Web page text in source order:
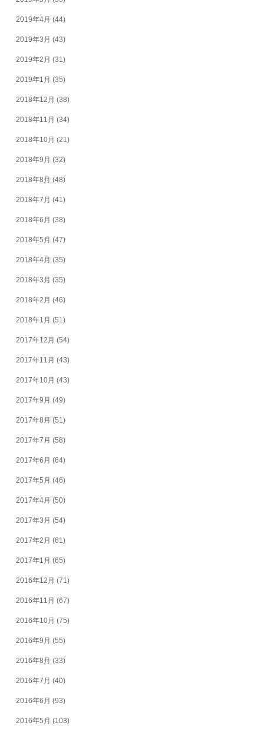
2019年4月 (44)
2019年3月 (43)
2019年2月 (31)
2019年1月 (35)
2018年12月 (38)
2018年11月 (34)
2018年10月 (21)
2018年9月 (32)
2018年8月 (48)
2018年7月 (41)
2018年6月 (38)
2018年5月 (47)
2018年4月 (35)
2018年3月 (35)
2018年2月 (46)
2018年1月 (51)
2017年12月 (54)
2017年11月 (43)
2017年10月 (43)
2017年9月 (49)
2017年8月 (51)
2017年7月 (58)
2017年6月 (64)
2017年5月 (46)
2017年4月 (50)
2017年3月 (54)
2017年2月 (61)
2017年1月 (65)
2016年12月 (71)
2016年11月 (67)
2016年10月 (75)
2016年9月 (55)
2016年8月 (33)
2016年7月 (40)
2016年6月 (93)
2016年5月 (103)